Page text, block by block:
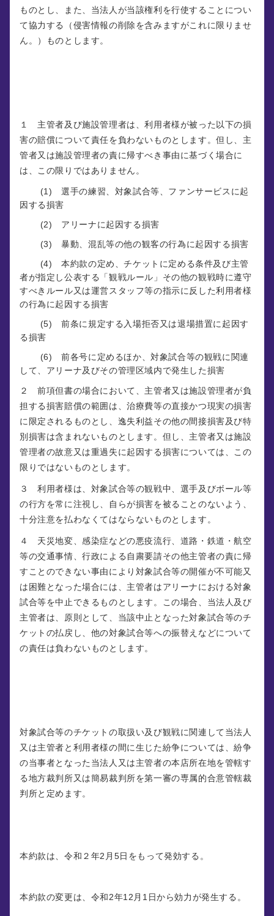
ものとし、また、当法人が当該権利を行使することについ
て協力する（侵害情報の削除を含みますがこれに限りませ
ん。）ものとします。
１ 主管者及び施設管理者は、利用者様が被った以下の損
害の賠償について責任を負わないものとします。但し、主
管者又は施設管理者の責に帰すべき事由に基づく場合に
は、この限りではありません。
(1) 選手の練習、対象試合等、ファンサービスに起
因する損害
(2) アリーナに起因する損害
(3) 暴動、混乱等の他の観客の行為に起因する損害
(4) 本約款の定め、チケットに定める条件及び主管
者が指定し公表する「観戦ルール」その他の観戦時に遵守
すべきルール又は運営スタッフ等の指示に反した利用者様
の行為に起因する損害
(5) 前条に規定する入場拒否又は退場措置に起因す
る損害
(6) 前各号に定めるほか、対象試合等の観戦に関連
して、アリーナ及びその管理区域内で発生した損害
２ 前項但書の場合において、主管者又は施設管理者が負
担する損害賠償の範囲は、治療費等の直接かつ現実の損害
に限定されるものとし、逸失利益その他の間接損害及び特
別損害は含まれないものとします。但し、主管者又は施設
管理者の故意又は重過失に起因する損害については、この
限りではないものとします。
３ 利用者様は、対象試合等の観戦中、選手及びボール等
の行方を常に注視し、自らが損害を被ることのないよう、
十分注意を払わなくてはならないものとします。
４ 天災地変、感染症などの悪疫流行、道路・鉄道・航空
等の交通事情、行政による自粛要請その他主管者の責に帰
すことのできない事由により対象試合等の開催が不可能又
は困難となった場合には、主管者はアリーナにおける対象
試合等を中止できるものとします。この場合、当法人及び
主管者は、原則として、当該中止となった対象試合等のチ
ケットの払戻し、他の対象試合等への振替えなどについて
の責任は負わないものとします。
対象試合等のチケットの取扱い及び観戦に関連して当法人
又は主管者と利用者様の間に生じた紛争については、紛争
の当事者となった当法人又は主管者の本店所在地を管轄す
る地方裁判所又は簡易裁判所を第一審の専属的合意管轄裁
判所と定めます。
本約款は、令和２年2月5日をもって発効する。
本約款の変更は、令和2年12月1日から効力が発生する。